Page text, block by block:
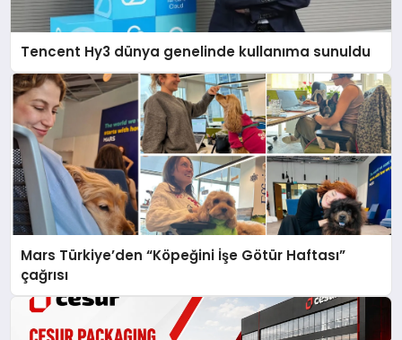
Tencent Hy3 dünya genelinde kullanıma sunuldu
Mars Türkiye’den “Köpeğini İşe Götür Haftası”
çağrısı